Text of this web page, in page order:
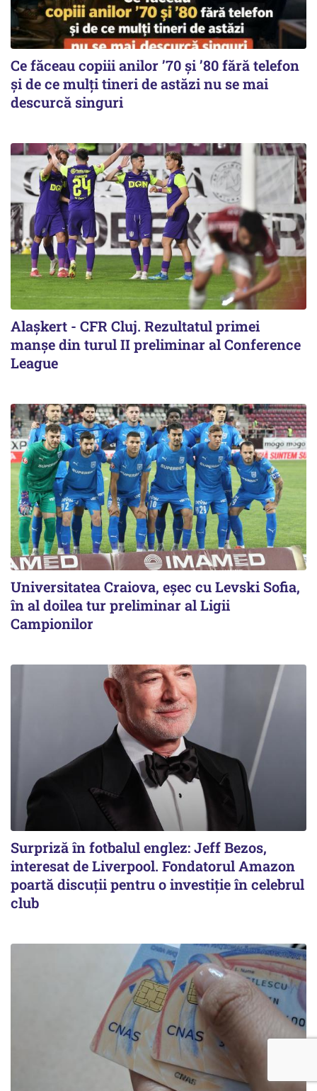
Ce făceau copiii anilor ’70 și ’80 fără telefon
și de ce mulți tineri de astăzi nu se mai
descurcă singuri
Alaşkert - CFR Cluj. Rezultatul primei
manșe din turul II preliminar al Conference
League
Universitatea Craiova, eșec cu Levski Sofia,
în al doilea tur preliminar al Ligii
Campionilor
Surpriză în fotbalul englez: Jeff Bezos,
interesat de Liverpool. Fondatorul Amazon
poartă discuții pentru o investiție în celebrul
club